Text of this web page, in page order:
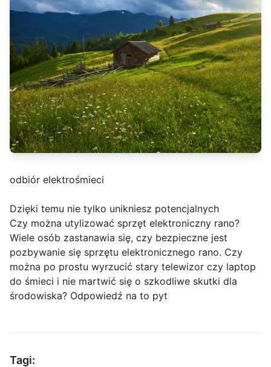
odbiór elektrośmieci
Dzięki temu nie tylko unikniesz potencjalnych
Czy można utylizować sprzęt elektroniczny rano?
Wiele osób zastanawia się, czy bezpieczne jest
pozbywanie się sprzętu elektronicznego rano. Czy
można po prostu wyrzucić stary telewizor czy laptop
do śmieci i nie martwić się o szkodliwe skutki dla
środowiska? Odpowiedź na to pyt
Tagi: